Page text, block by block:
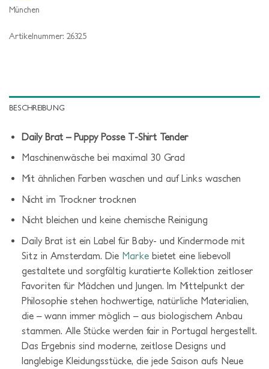
München
Artikelnummer: 26325
BESCHREIBUNG
Daily Brat – Puppy Posse T-Shirt Tender
Maschinenwäsche bei maximal 30 Grad
Mit ähnlichen Farben waschen und auf Links waschen
Nicht im Trockner trocknen
Nicht bleichen und keine chemische Reinigung
Daily Brat ist ein Label für Baby- und Kindermode mit
Sitz in Amsterdam. DieMarkebietet eine liebevoll
gestaltete und sorgfältig kuratierte Kollektion zeitloser
Favoriten für Mädchen und Jungen. Im Mittelpunkt der
Philosophie stehen hochwertige, natürliche Materialien,
die – wann immer möglich – aus biologischem Anbau
stammen. Alle Stücke werden fair in Portugal hergestellt.
Das Ergebnis sind moderne, zeitlose Designs und
langlebige Kleidungsstücke, die jede Saison aufs Neue